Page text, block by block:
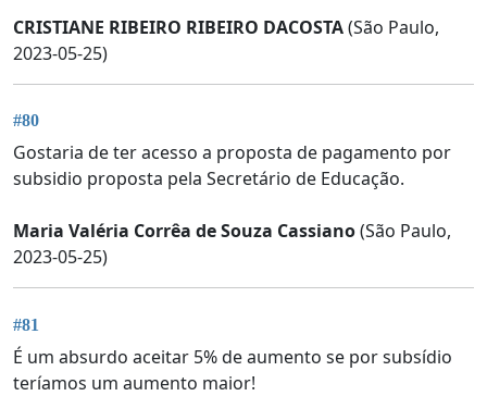
CRISTIANE RIBEIRO RIBEIRO DACOSTA(São Paulo,
2023-05-25)
#80
Gostaria de ter acesso a proposta de pagamento por
subsidio proposta pela Secretário de Educação.
Maria Valéria Corrêa de Souza Cassiano(São Paulo,
2023-05-25)
#81
É um absurdo aceitar 5% de aumento se por subsídio
teríamos um aumento maior!